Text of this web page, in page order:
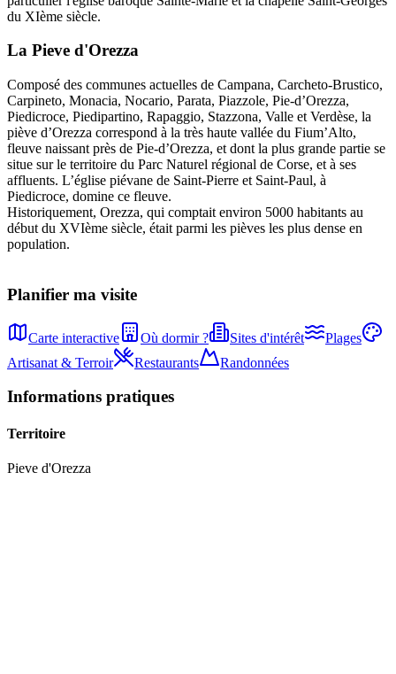
du XIème siècle.
La Pieve d'Orezza
Composé des communes actuelles de Campana, Carcheto-Brustico,
Carpineto, Monacia, Nocario, Parata, Piazzole, Pie-d’Orezza,
Piedicroce, Piedipartino, Rapaggio, Stazzona, Valle et Verdèse, la
piève d’Orezza correspond à la très haute vallée du Fium’Alto,
fleuve naissant près de Pie-d’Orezza, et dont la plus grande partie se
situe sur le territoire du Parc Naturel régional de Corse, et à ses
affluents. L’église piévane de Saint-Pierre et Saint-Paul, à
Piedicroce, domine ce fleuve.
Historiquement, Orezza, qui comptait environ 5000 habitants au
début du XVIème siècle, était parmi les pièves les plus dense en
population.
Planifier ma visite
Carte interactive Où dormir ? Sites d'intérêt
Plages
Artisanat & Terroir
Restaurants Randonnées
Informations pratiques
Territoire
Pieve d'Orezza